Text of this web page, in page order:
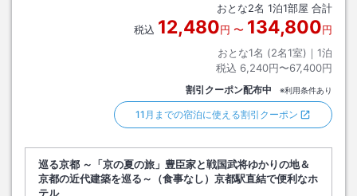
おとな2名 1泊1部屋 合計
税込 12,480円 〜 134,800円
おとな1名 (2名1室)｜ 1泊
税込 6,240円〜67,400円
割引クーポン配布中 ※利用条件あり
11月までの宿泊に使える割引クーポン
巡る京都 ～「京の夏の旅」豊臣家と戦国武将ゆかりの地＆
京都の近代建築を巡る～（食事なし）京都駅直結で便利なホ
テル